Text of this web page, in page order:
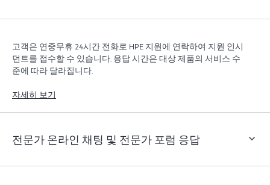
고객은 연중무휴 24시간 전화로 HPE 지원에 연락하여 지원 인시
던트를 접수할 수 있습니다. 응답 시간은 대상 제품의 서비스 수
준에 따라 달라집니다.
자세히 보기
전문가 온라인 채팅 및 전문가 포럼 응답